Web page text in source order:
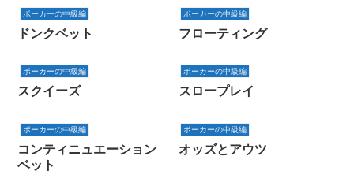
ポーカーの中級編
ドンクベット
ポーカーの中級編
フローティング
ポーカーの中級編
スクイーズ
ポーカーの中級編
スロープレイ
ポーカーの中級編
コンティニュエーション
ベット
ポーカーの中級編
オッズとアウツ